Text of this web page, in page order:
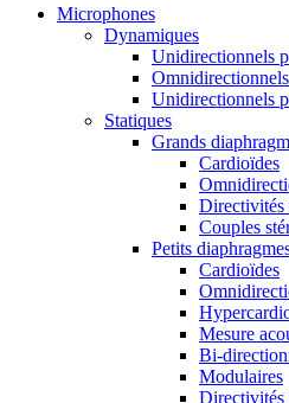
Microphones
Dynamiques
Unidirectionnels
Unidirectionnels
Statiques
Grands
Cardioïdes
Directivités
Couples
Petits
Cardioïdes
Mesure
Bi-
Modulaires
Directivités